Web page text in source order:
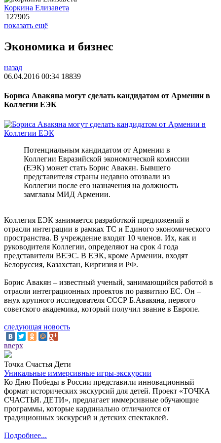
Коркина Елизавета
127905
показать ещё
Экономика и бизнес
назад
06.04.2016 00:34 18839
Бориса Авакяна могут сделать кандидатом от Армении в
Коллегии ЕЭК
Потенциальным кандидатом от Армении в
Коллегии Евразийской экономической комиссии
(ЕЭК) может стать Борис Авакян. Бывшего
представителя страны недавно отозвали из
Коллегии после его назначения на должность
замглавы МИД Армении.
Коллегия ЕЭК занимается разработкой предложений в
отрасли интеграции в рамках ТС и Единого экономического
пространства. В учреждение входят 10 членов. Их, как и
руководителя Коллегии, определяют на срок 4 года
представители ВЕЭС. В ЕЭК, кроме Армении, входят
Белоруссия, Казахстан, Киргизия и РФ.
Борис Авакян – известный ученый, занимающийся работой в
отрасли интеграционных проектов по развитию ЕС. Он –
внук крупного исследователя СССР Б.Авакяна, первого
советского академика, который получил звание в Европе.
следующая новость
вверх
Точка Счастья Дети
Уникальные иммерсивные игры-экскурсии
Ко Дню Победы в России представили инновационный
формат исторических экскурсий для детей. Проект «ТОЧКА
СЧАСТЬЯ. ДЕТИ», предлагает иммерсивные обучающие
программы, которые кардинально отличаются от
традиционных экскурсий и детских спектаклей.
Подробнее...